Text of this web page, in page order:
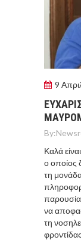
9
By:
Καλά
ο οποίος
τη
να
τη